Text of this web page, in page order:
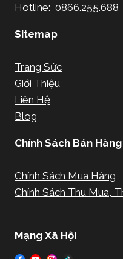
Hotline: 0866.255.688
Sitemap
Trang Sức
Giới Thiệu
Liên Hệ
Blog
Chính Sách Bán Hàng
Chính Sách Mua Hàng
Chính Sách Thu Mua,
Mạng Xã Hội